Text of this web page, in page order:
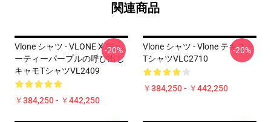
関連商品
Vlone シャツ - VLONE X デュ
ーティーパープルの呼び出し
キャモTシャツVL2409
￥384,250 - ￥442,250
-20%
Vlone シャツ - Vlone テキスト
TシャツVLC2710
￥384,250 - ￥442,250
-20%